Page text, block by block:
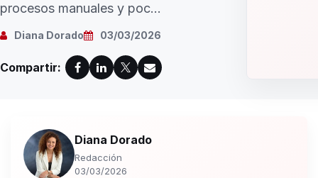
procesos manuales y poc...
Diana Dorado 03/03/2026
Compartir:
Diana Dorado
Redacción
03/03/2026